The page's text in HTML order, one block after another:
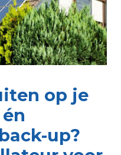
op je
up?